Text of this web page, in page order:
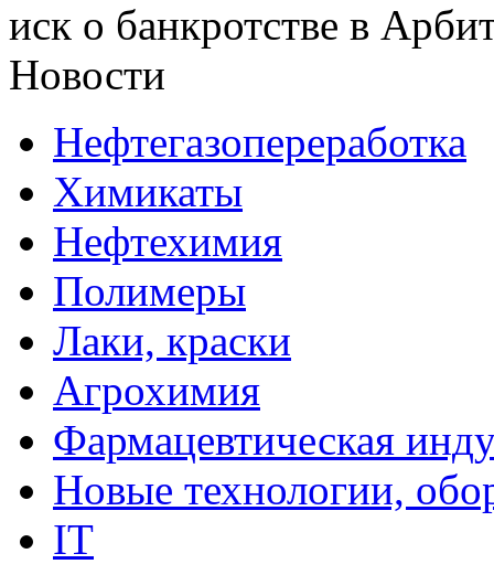
иск о банкротстве в
Новости
Нефтегазопереработка
Химикаты
Нефтехимия
Полимеры
Лаки, краски
Агрохимия
Фармацевтическая
Новые технологии,
IT